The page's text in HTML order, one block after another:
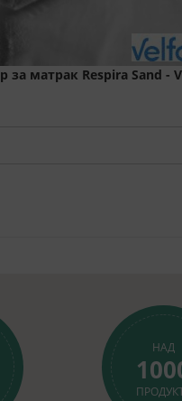
матрак Respira Sand -
НАД